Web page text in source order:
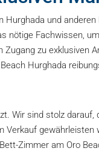
und
nötige Fachwissen,
zu exklusiven
Hurghada
Wir sind stolz darauf,
Verkauf gewährleisten
Zimmer am Oro